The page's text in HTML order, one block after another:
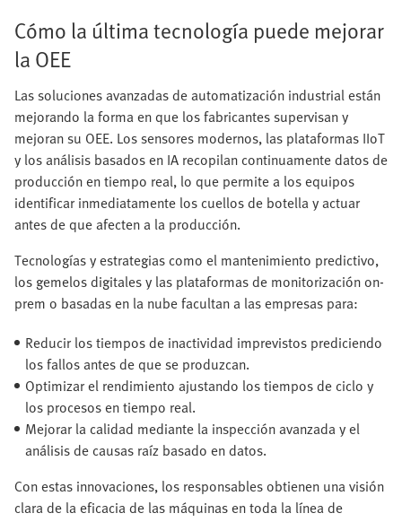
Cómo la última tecnología puede mejorar
la OEE
Las soluciones avanzadas de automatización industrial están
mejorando la forma en que los fabricantes supervisan y
mejoran su OEE. Los sensores modernos, las plataformas IIoT
y los análisis basados en IA recopilan continuamente datos de
producción en tiempo real, lo que permite a los equipos
identificar inmediatamente los cuellos de botella y actuar
antes de que afecten a la producción.
Tecnologías y estrategias como el mantenimiento predictivo,
los gemelos digitales y las plataformas de monitorización on-
prem o basadas en la nube facultan a las empresas para:
Reducir los tiempos de inactividad imprevistos prediciendo
los fallos antes de que se produzcan.
Optimizar el rendimiento ajustando los tiempos de ciclo y
los procesos en tiempo real.
Mejorar la calidad mediante la inspección avanzada y el
análisis de causas raíz basado en datos.
Con estas innovaciones, los responsables obtienen una visión
clara de la eficacia de las máquinas en toda la línea de